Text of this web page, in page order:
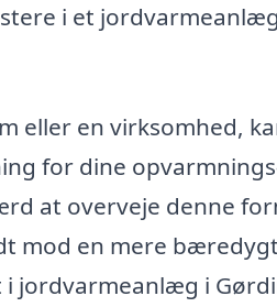
i et
eller en virksomhed,
for dine
at overveje denne
mod en mere
jordvarmeanlæg i